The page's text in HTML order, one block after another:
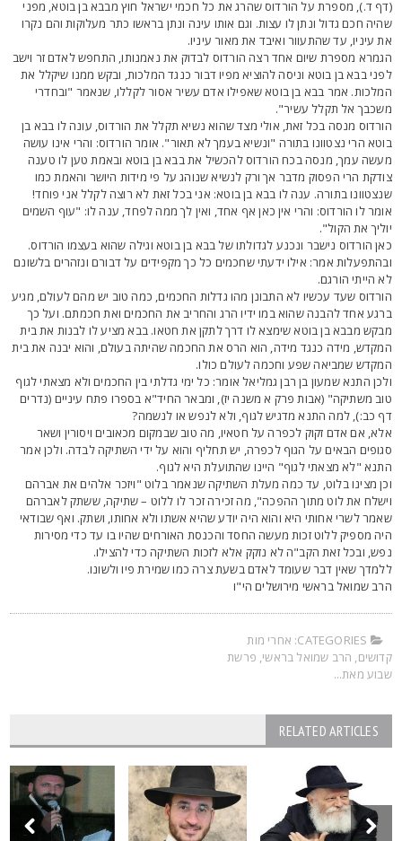
ד.), מספרת על הורדוס שהרג את כל חכמי ישראל חוץ מבבא בן בוטא, מפני
חכם גדול ונתן לו עצות. וגם אותו עינה ונתן בראשו כתר מעלוקות והם נקרו
עיניו, עד שהתעוור ואיבד את מאור עיניו.
מספרת שיום אחד רצה הורדוס לבדוק את נאמנותו, התחפש לאדם זר וישב
בבא בן בוטא וניסה להוציא מפיו דבור כנגד המלכות, ובקש ממנו שיקלל את
אמר בבא בן בוטא שאפילו אדם עשיר אסור לקללו, שנאמר "ובחדרי
אל תקלל עשיר".
מנסה בכל זאת, אולי מצד שהוא נשיא תקלל את הורדוס, עונה לו בבא בן
הרי נצטוונו בתורה "ונשיא בעמך לא תאור". אומר הורדוס: והרי אינו עושה
עמך, מנסה בכח הורדוס להכשיל את בבא בן בוטא ובאמת טען לו טענה
הרי הפסוק מדבר אך ורק לנשיא שנוהג על פי מידות היושר והאמת כמו
בתורה. ענה לו בבא בן בוטא: אני בכל זאת לא רוצה לקלל אני פוחד!
לו הורדוס: והרי אין כאן אף אחד, ואין לך ממה לפחד, ענה לו: "עוף השמים
את הקול".
הורדוס נישבר ונכנע לגדולתו של בבא בן בוטא וגילה שהוא בעצמו הורדוס.
אמר: אילו ידעתי שחכמים כל כך מקפידים על דבורם ונזהרים בלשונם
הייתי הורגם.
שעד עכשיו לא התבונן מהו גדלות החכמים, כמה טוב יש מהם לעולם, מגיע
אחד להבנה שהוא במו ידיו הרג והחריב את החכמים ואת חכמתם. ועל כך
מבבא בן בוטא שימצא לו דרך לתקן את חטאו. בבא מציע לו לבנות את בית
מידה כנגד מידה, הוא הרס את החכמה שהיתה בעולם, והוא יבנה את בית
שמביאה שפע וחכמה לעולם כולו.
התנא שמעון בן רבן גמליאל אומר: כל ימי גדלתי בין החכמים ולא מצאתי לגוף
משתיקה" (אבות פרק א משנה יז), ומבאר החיד"א בספרו פתח עיניים (נדרים
כב:), למה התנא מדגיש לגוף, ולא לנפש או לנשמה?
אם אדם זקוק לכפרה על חטאיו, מה טוב שבמקום מכאובים ויסורין ושאר
הבאים על הגוף לכפרה, יש תחליף והוא על ידי השתיקה לבדה. ולכן אמר
"לא מצאתי לגוף" היינו שהתועלת היא לגוף.
מצינו בלוט, עד כמה מעלת השתיקה שנאמר בלוט "ויזכר אלהים את אברהם
את לוט מתוך ההפכה", מה זכירה זכר לו ללוט – שתיקה, ששתק לאברהם
לשרי אחותי היא והוא היה יודע שהיא אשתו ולא אחותו, ושתק. ואף שבודאי
מספיק ללוט זכות מעשה החסד והכנסת האורחים שהיו בו עד כדי מסירות
ובכל זאת הקב"ה לא נזקק אלא לזכות השתיקה כדי להצילו.
שאין דבר שעומד לאדם בשעת צרה כמו שמירת פיו ולשונו.
שמואל בראשי מירושלים הי"ו
CATEGORIES:
אחרי מות
,הרב שמואל בראשי,פרשת
מאת...
RELATED ARTICLES